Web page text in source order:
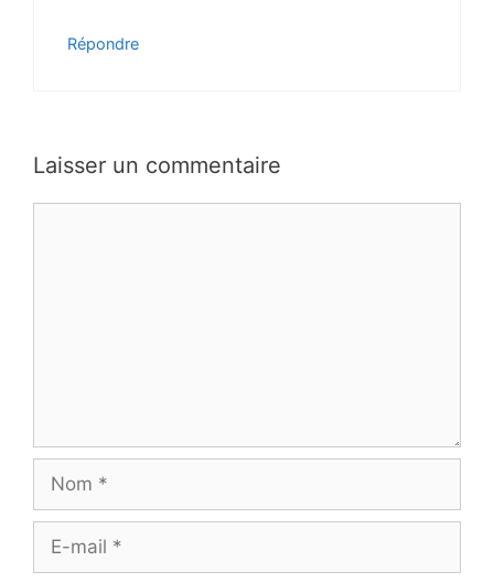
Répondre
Laisser un commentaire
Nom